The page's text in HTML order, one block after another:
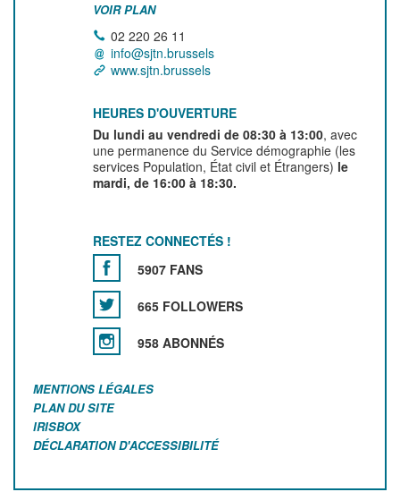
VOIR PLAN
02 220 26 11
info@sjtn.brussels
www.sjtn.brussels
HEURES D'OUVERTURE
Du lundi au vendredi de 08:30 à 13:00, avec
une permanence du Service démographie (les
services Population, État civil et Étrangers) le
mardi, de 16:00 à 18:30.
RESTEZ CONNECTÉS !
5907 FANS
665 FOLLOWERS
958 ABONNÉS
MENTIONS LÉGALES
PLAN DU SITE
IRISBOX
DÉCLARATION D'ACCESSIBILITÉ